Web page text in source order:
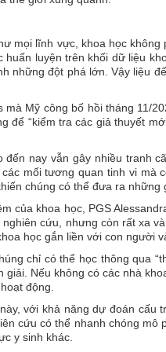
mọi lĩnh vực, khoa học
luyện trên khối dữ liệu
những đột phá lớn. Vậy liệu
Mỹ công bố hồi tháng 11/
để “kiểm tra các giả thuyết
đến nay vẫn gây nhiều tranh
mối tương quan tinh vi mà
chúng có thể đưa ra những
của khoa học, PGS
cứu, nhưng còn rất xa
học gắn liền với con người
chỉ có thể học thông qua
Nếu không có các nhà
động.
với khả năng dự đoán cấu
cứu có thể nhanh chóng mô
y sinh khác.